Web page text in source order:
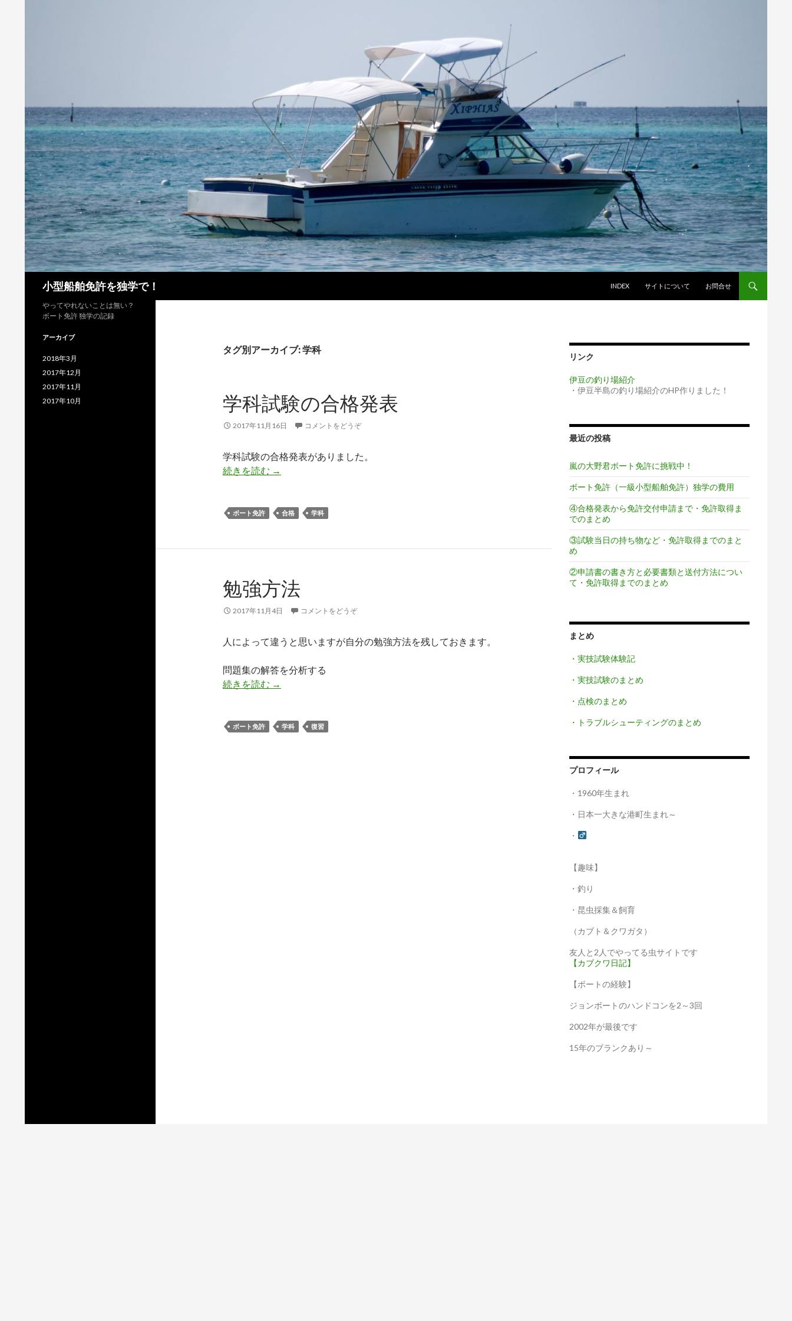
小型船舶免許を独学で！
INDEX
サイトについて お問合せ
タグ別アーカイブ: 学科
学科試験の合格発表
2017年11月16日 コメントをどうぞ
学科試験の合格発表がありました。
続きを読む 学科試験の合格発表
→
ボート免許 合格 学科
勉強方法
2017年11月4日 コメントをどうぞ
人によって違うと思いますが自分の勉強方法を残しておきます。
問題集の解答を分析する
続きを読む 勉強方法
→
ボート免許 学科 復習
リンク
伊豆の釣り場紹介
・伊豆半島の釣り場紹介のHP作りました！
最近の投稿
嵐の大野君ボート免許に挑戦中！
ボート免許（一級小型船舶免許）独学の費用
④合格発表から免許交付申請まで・免許取得ま
でのまとめ
③試験当日の持ち物など・免許取得までのまと
め
②申請書の書き方と必要書類と送付方法につい
て・免許取得までのまとめ
まとめ
・実技試験体験記
・実技試験のまとめ
・点検のまとめ
・トラブルシューティングのまとめ
プロフィール
・1960年生まれ
・日本一大きな港町生まれ～
・
【趣味】
・釣り
・昆虫採集＆飼育
（カブト＆クワガタ）
友人と2人でやってる虫サイトです
【カブクワ日記】
【ボートの経験】
ジョンボートのハンドコンを2～3回
2002年が最後です
15年のブランクあり～
やってやれないことは無い？
ボート免許 独学の記録
アーカイブ
2018年3月
2017年12月
2017年11月
2017年10月